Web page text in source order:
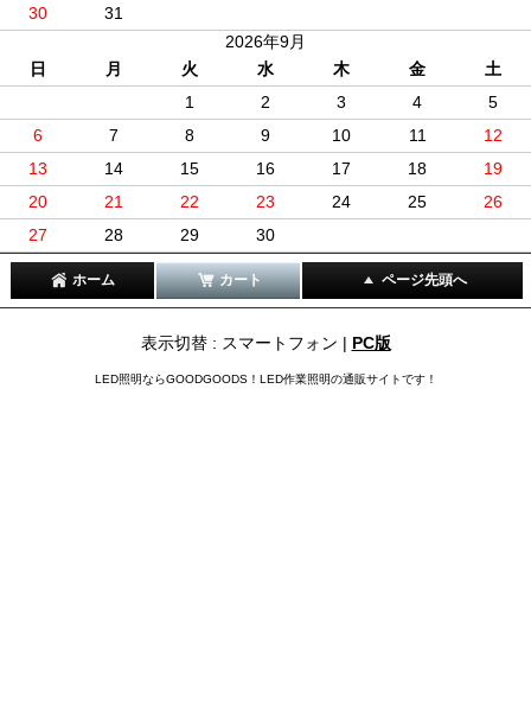
30
31
2026年9月
日
月 火 水 木 金
土
1
2 3 4
5
6
7 8 9 10 11
12
13
14 15 16 17 18
19
20
21 22 23 24 25
26
27
28 29 30
ホーム カート ページ先頭へ
表示切替 : スマートフォン | PC版
LED照明ならGOODGOODS！LED作業照明の通販サイトです！